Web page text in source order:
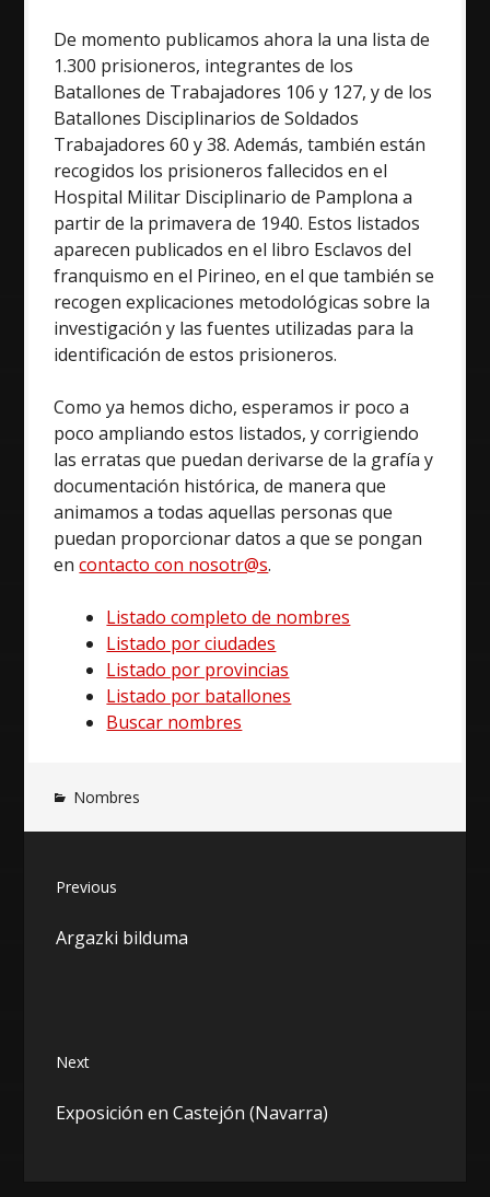
De momento publicamos ahora la una lista de
1.300 prisioneros, integrantes de los
Batallones de Trabajadores 106 y 127, y de los
Batallones Disciplinarios de Soldados
Trabajadores 60 y 38. Además, también están
recogidos los prisioneros fallecidos en el
Hospital Militar Disciplinario de Pamplona a
partir de la primavera de 1940. Estos listados
aparecen publicados en el libro Esclavos del
franquismo en el Pirineo, en el que también se
recogen explicaciones metodológicas sobre la
investigación y las fuentes utilizadas para la
identificación de estos prisioneros.
Como ya hemos dicho, esperamos ir poco a
poco ampliando estos listados, y corrigiendo
las erratas que puedan derivarse de la grafía y
documentación histórica, de manera que
animamos a todas aquellas personas que
puedan proporcionar datos a que se pongan
encontacto con nosotr@s.
Listado completo de nombres
Listado por ciudades
Listado por provincias
Listado por batallones
Buscar nombres
Nombres
Previous
r
u
s
Argazki bilduma
Next
e
Exposición en Castejón (Navarra)